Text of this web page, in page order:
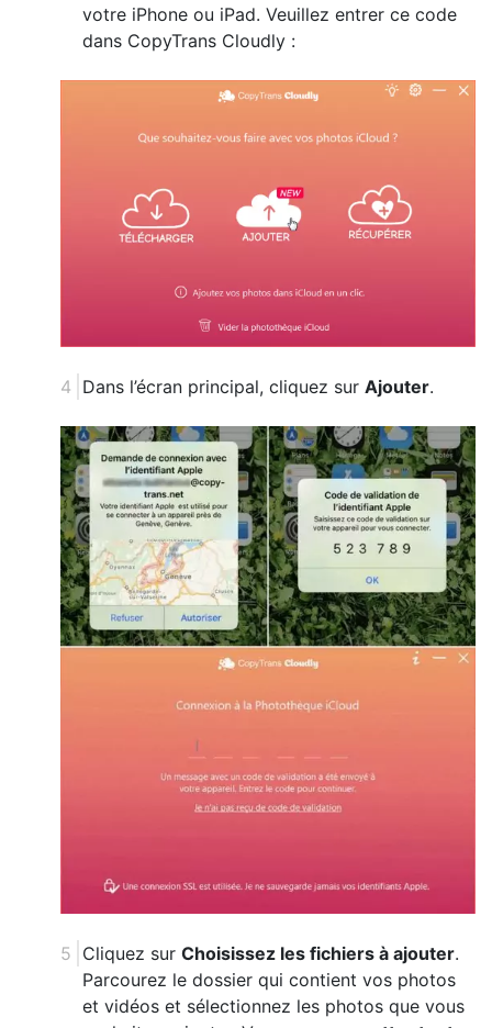
votre iPhone ou iPad. Veuillez entrer ce code
dans CopyTrans Cloudly :
Dans l’écran principal, cliquez sur Ajouter.
Cliquez sur Choisissez les fichiers à ajouter.
Parcourez le dossier qui contient vos photos
et vidéos et sélectionnez les photos que vous